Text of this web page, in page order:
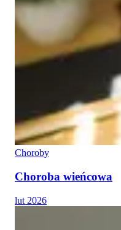
Choroby
Choroba wieńcowa
lut 2026